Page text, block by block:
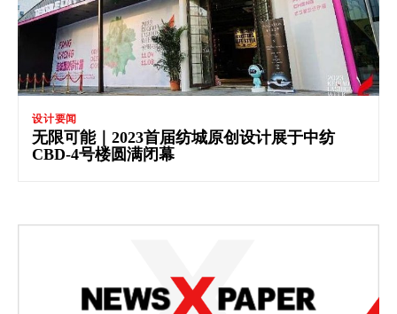
设计要闻
无限可能｜2023首届纺城原创设计展于中纺
CBD-4号楼圆满闭幕